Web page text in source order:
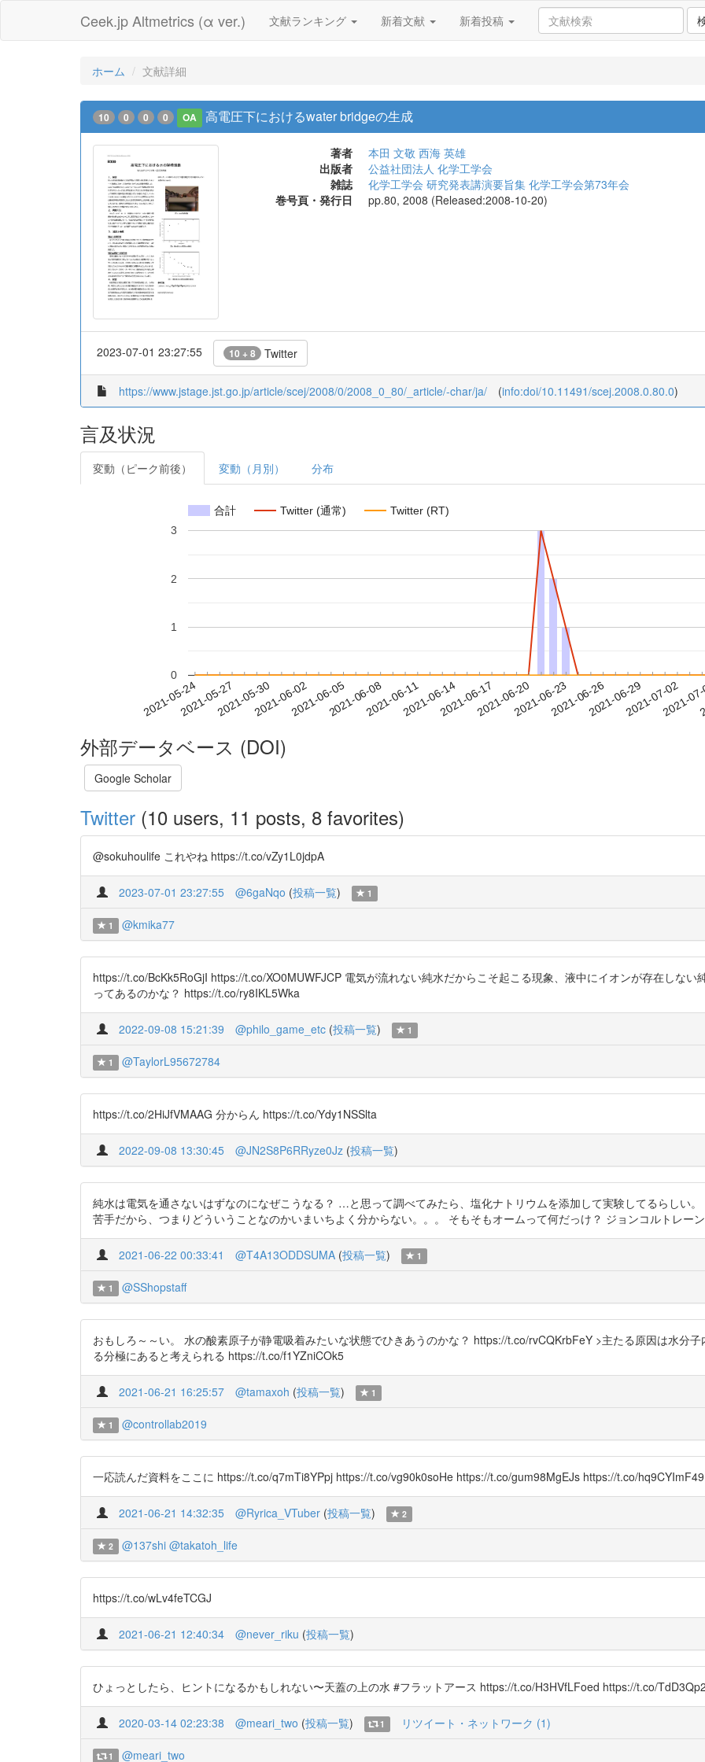
Ceek.jp Altmetrics (α ver.) 文献ランキング 新着文献 新着投稿
ホーム 文献詳細
10 0 0 0 OA 高電圧下におけるwater bridgeの生成
著者 本田 文敬 西海 英雄
出版者
公益社団法人 化学工学会
雑誌
化学工学会 研究発表講演要旨集 化学工学会第73年会
巻号頁・発行日
pp.80, 2008 (Released:2008-10-20)
2023-07-01 23:27:55 10 + 8 Twitter
https://www.jstage.jst.go.jp/article/scej/2008/0/2008_0_80/_article/-char/ja/ (info:doi/10.11491/scej.2008.0.80.0)
言及状況
変動（ピーク前後） 変動（月別） 分布
合計 Twitter (通常) Twitter (RT)
2021-05-242021-05-272021-05-302021-06-022021-06-052021-06-082021-06-112021-06-142021-06-172021-06-202021-06-232021-06-262021-06-292021-07-02
2021-
0
1
2
3
外部データベース (DOI)
Google Scholar
Twitter (10 users, 11 posts, 8 favorites)
@sokuhoulife これやね https://t.co/vZy1L0jdpA
2023-07-01 23:27:55 @6gaNqo (投稿一覧) 1
1 @kmika77
https://t.co/BcKk5RoGjI https://t.co/XO0MUWFJCP 電気が流れない純水だからこそ起こる現象、液中にイオンが存在しな
ってあるのかな？ https://t.co/ry8IKL5Wka
2022-09-08 15:21:39 @philo_game_etc (投稿一覧) 1
1 @TaylorL95672784
https://t.co/2HiJfVMAAG 分からん https://t.co/Ydy1NSSlta
2022-09-08 13:30:45 @JN2S8P6RRyze0Jz (投稿一覧)
純水は電気を通さないはずなのになぜこうなる？ …と思って調べてみたら、塩化ナトリウムを添加して実験してるらしい
苦手だから、つまりどういうことなのかいまいちよく分からない。。。 そもそもオームって何だっけ？ ジョンコルトレー
2021-06-22 00:33:41 @T4A13ODDSUMA (投稿一覧) 1
1 @SShopstaff
おもしろ～～い。 水の酸素原子が静電吸着みたいな状態でひきあうのかな？ https://t.co/rvCQKrbFeY >主たる原因は水分
る分極にあると考えられる https://t.co/f1YZniCOk5
2021-06-21 16:25:57 @tamaxoh (投稿一覧) 1
1 @controllab2019
一応読んだ資料をここに https://t.co/q7mTi8YPpj https://t.co/vg90k0soHe https://t.co/gum98MgEJs https://t.co/
2021-06-21 14:32:35 @Ryrica_VTuber (投稿一覧) 2
2 @137shi @takatoh_life
https://t.co/wLv4feTCGJ
2021-06-21 12:40:34 @never_riku (投稿一覧)
ひょっとしたら、ヒントになるかもしれない〜天蓋の上の水 #フラットアース https://t.co/H3HVfLFoed https://t.co/
2020-03-14 02:23:38 @meari_two (投稿一覧) 1 リツイート・ネットワーク (1)
1 @meari_two